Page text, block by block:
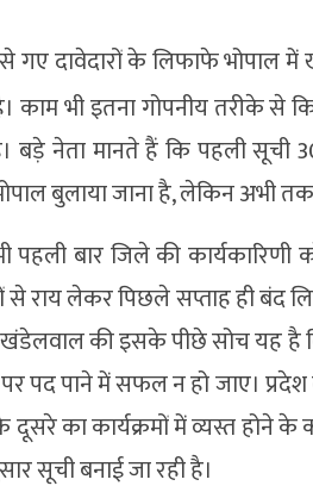
से गए दावेदारों के लिफाफे
काम भी इतना गोपनीय तरीके से
बड़े नेता मानते हैं कि पहली सूची
बुलाया जाना है, लेकिन अभी
पहली बार जिले की
से राय लेकर पिछले सप्ताह ही बंद
की इसके पीछे सोच यह है
पद पाने में सफल न हो जाए।
का कार्यक्रमों में व्यस्त
सूची बनाई जा रही है।